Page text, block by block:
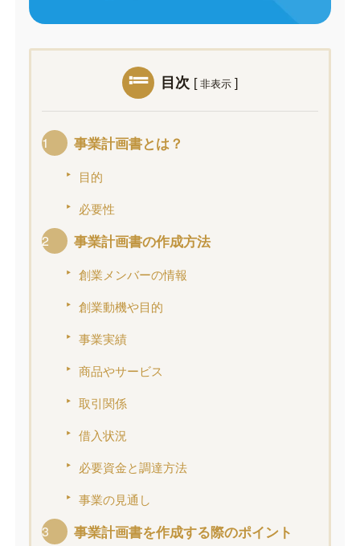
目次 [ 非表示 ]
事業計画書とは？
目的
必要性
事業計画書の作成方法
創業メンバーの情報
創業動機や目的
事業実績
商品やサービス
取引関係
借入状況
必要資金と調達方法
事業の見通し
事業計画書を作成する際のポイント